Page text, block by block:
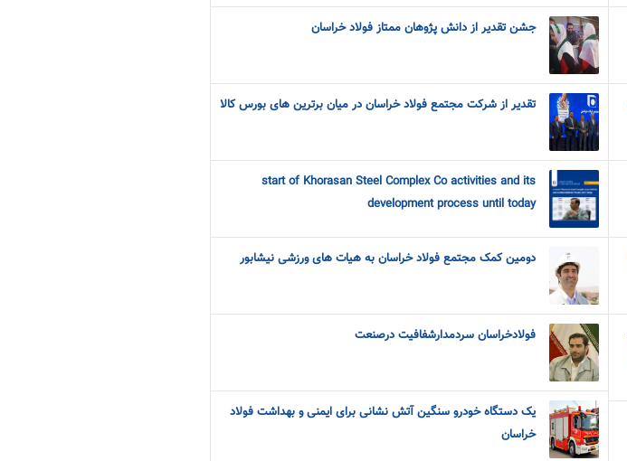
جشن تقدیر از دانش پژوهان ممتاز فولاد خراسان
تقدیر از شرکت مجتمع فولاد خراسان در میان برترین های بورس کالا
start of Khorasan Steel Complex Co activities and its
development process until today
دومین کمک مجتمع فولاد خراسان به هیات های ورزشی نیشابور
فولادخراسان سردمدارشفافیت درصنعت
یک دستگاه خودرو سنگین آتش نشانی برای ایمنی و بهداشت فولاد
خراسان